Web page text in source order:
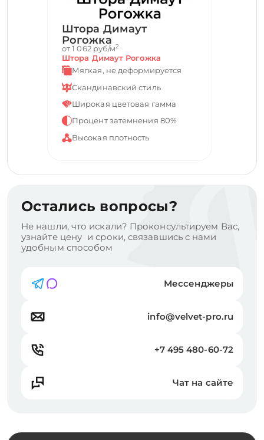
Штора Димаут
Рогожка
от 1 062 руб/м2
Штора Димаут Рогожка
Мягкая, не деформируется
Скандинавский стиль
Широкая цветовая гамма
Процент затемнения 80%
Высокая плотность
Остались вопросы?
Не нашли, что искали? Проконсультируем Вас,
узнайте цену и сроки, связавшись с нами
удобным способом
Мессенджеры
info@velvet-pro.ru
+7 495 480-60-72
Чат на сайте